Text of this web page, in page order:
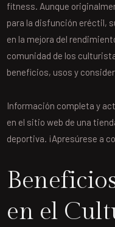
fitness. Aunque
para la disfunción eréctil,
en la mejora del
comunidad de los
beneficios, usos y
Información completa y
en el sitio web de una
deportiva. ¡Apresúrese a
en el